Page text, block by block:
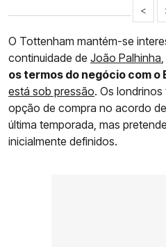
<
O Tottenham mantém-se
continuidade de João Palhinha,
os termos do negócio com o
está sob pressão. Os
opção de compra no acordo
última temporada, mas
inicialmente definidos.